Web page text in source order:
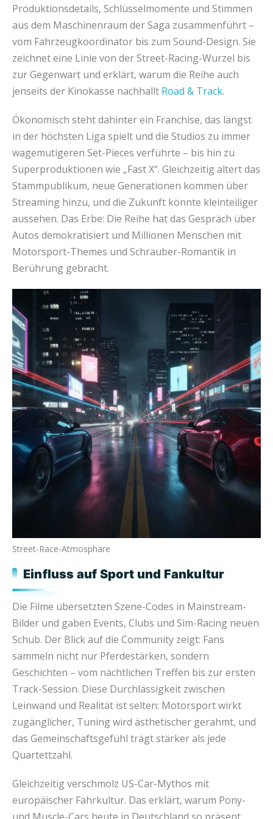
Produktionsdetails, Schlüsselmomente und Stimmen
aus dem Maschinenraum der Saga zusammenführt –
vom Fahrzeugkoordinator bis zum Sound-Design. Sie
zeichnet eine Linie von der Street-Racing-Wurzel bis
zur Gegenwart und erklärt, warum die Reihe auch
jenseits der Kinokasse nachhallt Road & Track.
Ökonomisch steht dahinter ein Franchise, das längst
in der höchsten Liga spielt und die Studios zu immer
wagemutigeren Set-Pieces verführte – bis hin zu
Superproduktionen wie „Fast X“. Gleichzeitig altert das
Stammpublikum, neue Generationen kommen über
Streaming hinzu, und die Zukunft könnte kleinteiliger
aussehen. Das Erbe: Die Reihe hat das Gespräch über
Autos demokratisiert und Millionen Menschen mit
Motorsport-Themes und Schrauber-Romantik in
Berührung gebracht.
Street-Race-Atmosphäre
Einfluss auf Sport und Fankultur
Die Filme übersetzten Szene-Codes in Mainstream-
Bilder und gaben Events, Clubs und Sim-Racing neuen
Schub. Der Blick auf die Community zeigt: Fans
sammeln nicht nur Pferdestärken, sondern
Geschichten – vom nächtlichen Treffen bis zur ersten
Track-Session. Diese Durchlässigkeit zwischen
Leinwand und Realität ist selten: Motorsport wirkt
zugänglicher, Tuning wird ästhetischer gerahmt, und
das Gemeinschaftsgefühl trägt stärker als jede
Quartettzahl.
Gleichzeitig verschmolz US-Car-Mythos mit
europäischer Fahrkultur. Das erklärt, warum Pony-
und Muscle-Cars heute in Deutschland so präsent